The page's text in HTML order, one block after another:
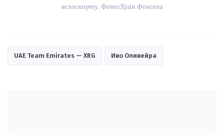
велоспорту. Фото:Хуан Фонсека
UAE Team Emirates — XRG Иво Оливейра